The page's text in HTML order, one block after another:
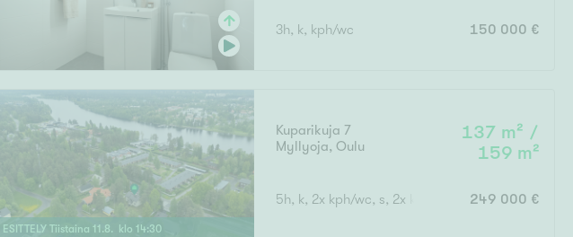
3h, k, kph/wc 150 000 €
ESITTELY Tiistaina 11 .8. klo 14:30
Kuparikuja 7
Myllyoja, Oulu
137 m² /
159 m²
5h, k, 2x kph/wc, s, 2x kk, takkah., vh, var., at
249 000 €